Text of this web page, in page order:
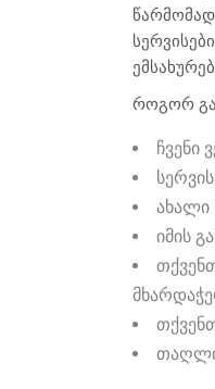
როგორ
ჩვენი
ახალი
იმის